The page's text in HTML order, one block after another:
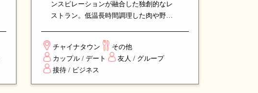
ンスピレーションが融合した独創的なレ
ストラン。低温長時間調理した肉や野菜
確かな技と創造性が光ります。バー併設
で、カクテルやワインとともに楽しめ
る、新しいダイニング体験を提供する人
気店です。
チャイナタウン
その他
カップル / デート
友人 / グループ
接待 / ビジネス